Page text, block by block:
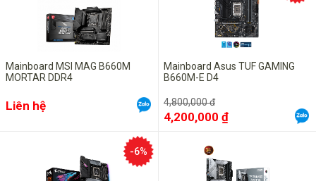
Mainboard MSI MAG B660M
MORTAR DDR4
Liên hệ
Mainboard Asus TUF GAMING
B660M-E D4
4,800,000 đ
4,200,000 ₫
-6%